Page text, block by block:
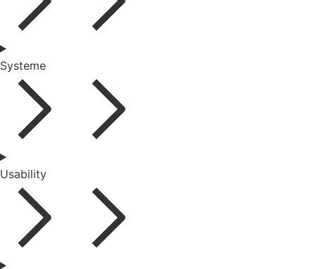
Systeme
Usability